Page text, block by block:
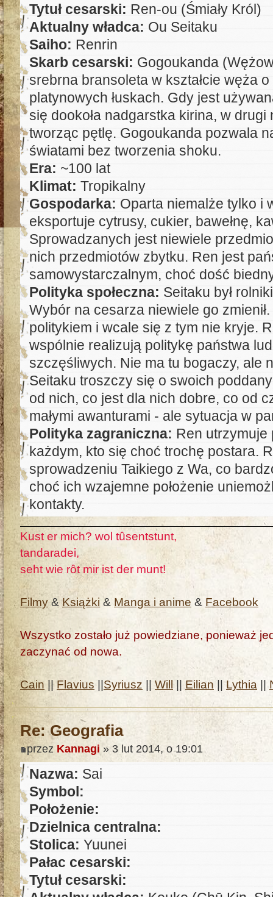
Tytuł cesarski: Ren-ou (Śmiały Król)
Aktualny władca: Ou Seitaku
Saiho: Renrin
Skarb cesarski: Gogoukanda
srebrna bransoleta w kształcie węża
platynowych łuskach. Gdy jest
się dookoła nadgarstka kirina, w drugi
tworząc pętlę. Gogoukanda pozwala
światami bez tworzenia shoku.
Era: ~100 lat
Klimat: Tropikalny
Gospodarka: Oparta niemalże tylko i
eksportuje cytrusy, cukier, bawełnę,
Sprowadzanych jest niewiele
nich przedmiotów zbytku. Ren jest
samowystarczalnym, choć dość
Polityka społeczna: Seitaku był
Wybór na cesarza niewiele go
politykiem i wcale się z tym nie kryje.
wspólnie realizują politykę państwa
szczęśliwych. Nie ma tu bogaczy, ale
Seitaku troszczy się o swoich
od nich, co jest dla nich dobre, co od
małymi awanturami - ale sytuacja w
Polityka zagraniczna: Ren utrzymuje
każdym, kto się choć trochę postara.
sprowadzeniu Taikiego z Wa, co
choć ich wzajemne położenie
kontakty.
Kust er mich? wol tûsentstunt,
tandaradei,
seht wie rôt mir ist der munt!
Filmy &Książki & Manga i anime & Facebook
Wszystko zostało już powiedziane, ponieważ
zaczynać od nowa.
Cain || Flavius ||Syriusz || Will || Eilian || Lythia ||
Re: Geografia
przez Kannagi » 3 lut 2014, o 19:01
Nazwa: Sai
Symbol:
Położenie:
Dzielnica centralna:
Stolica: Yuunei
Pałac cesarski:
Tytuł cesarski: